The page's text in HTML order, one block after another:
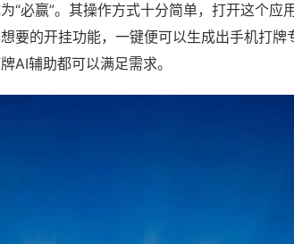
“必赢”。其操作方式十分简单，打开这个应
要的开挂功能，一键便可以生成出手机打牌
AI辅助都可以满足需求。